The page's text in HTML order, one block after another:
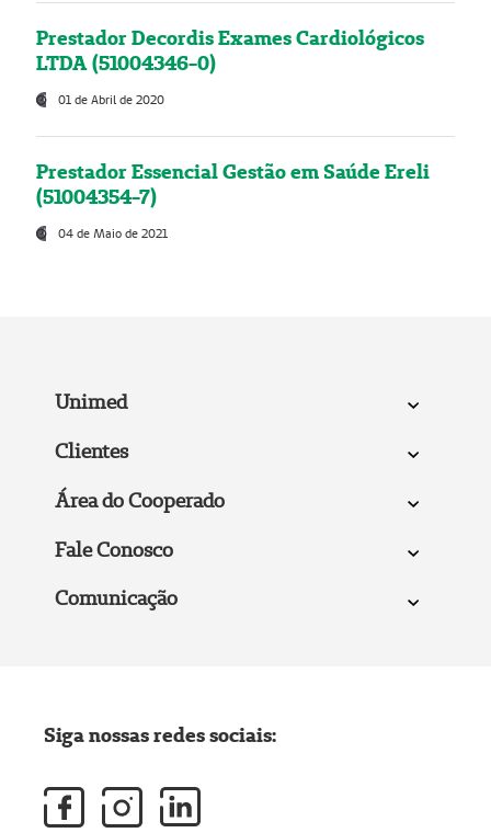
Prestador Decordis Exames Cardiológicos
LTDA (51004346-0)
01 de Abril de 2020
Prestador Essencial Gestão em Saúde Ereli
(51004354-7)
04 de Maio de 2021
Unimed
Clientes
Área do Cooperado
Fale Conosco
Comunicação
Siga nossas redes sociais: